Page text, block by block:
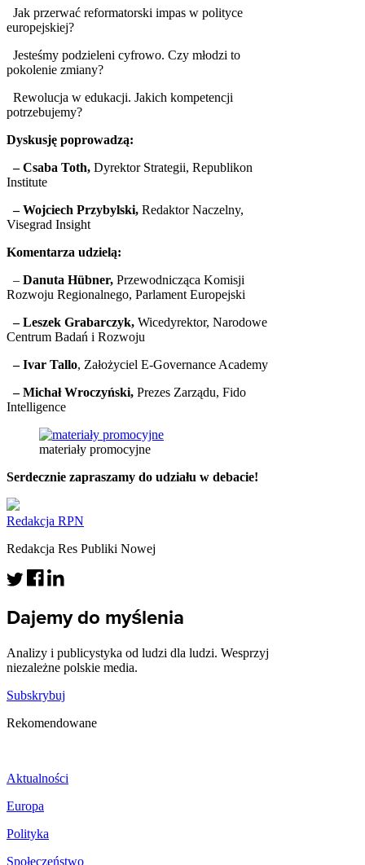
Jak przerwać reformatorski impas w polityce
europejskiej?
Jesteśmy podzieleni cyfrowo. Czy młodzi to
pokolenie zmiany?
Rewolucja w edukacji. Jakich kompetencji
potrzebujemy?
Dyskusję poprowadzą:
– Csaba Toth, Dyrektor Strategii, Republikon
Institute
– Wojciech Przybylski, Redaktor Naczelny,
Visegrad Insight
Komentarza udzielą:
– Danuta Hübner, Przewodnicząca Komisji
Rozwoju Regionalnego, Parlament Europejski
– Leszek Grabarczyk, Wicedyrektor, Narodowe
Centrum Badań i Rozwoju
– Ivar Tallo, Założyciel E-Governance Academy
– Michał Wroczyński, Prezes Zarządu, Fido
Intelligence
materiały promocyjne
Serdecznie zapraszamy do udziału w debacie!
Redakcja RPN
Redakcja Res Publiki Nowej
Dajemy do myślenia
Analizy i publicystyka od ludzi dla ludzi. Wesprzyj
niezależne polskie media.
Subskrybuj
Rekomendowane
Aktualności
Europa
Polityka
Społeczeństwo